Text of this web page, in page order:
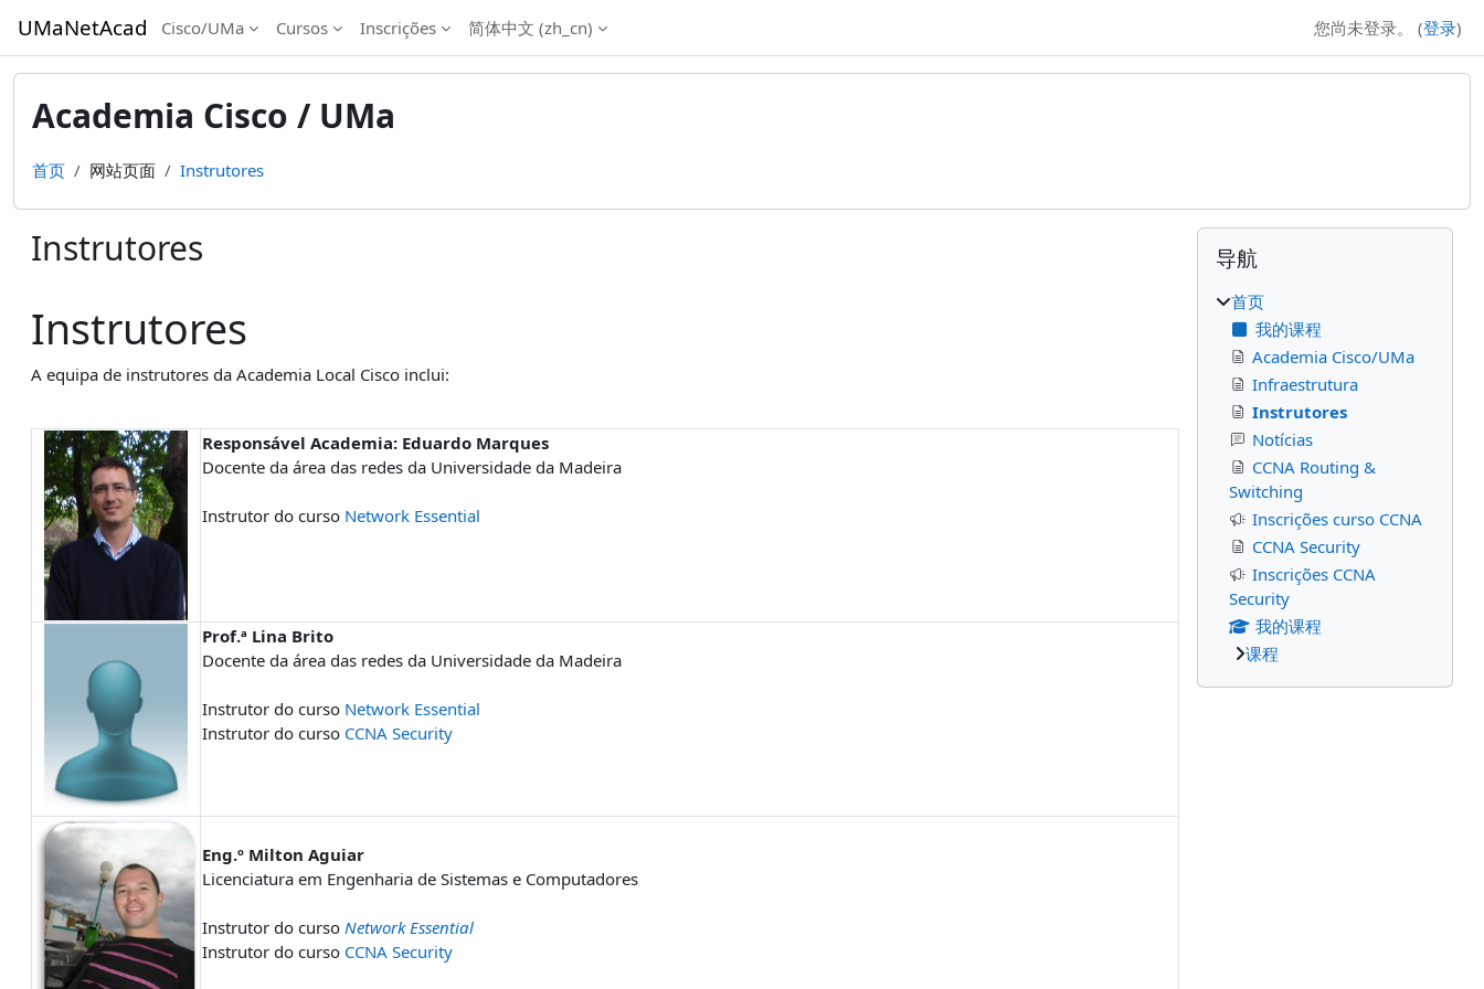
UMaNetAcad Cisco/UMa Cursos Inscrições 简体中文 ‎(zh_cn)‎ 您尚未登录。 (登录)
Academia Cisco / UMa
首页 网站页面 Instrutores
Instrutores
Instrutores
A equipa de instrutores da Academia Local Cisco inclui:
Responsável Academia: Eduardo Marques
Docente da área das redes da Universidade da Madeira
Instrutor do curso Network Essential
Prof.ª Lina Brito
Docente da área das redes da Universidade da Madeira
Instrutor do curso Network Essential
Instrutor do curso CCNA Security
Eng.º Milton Aguiar
Licenciatura em Engenharia de Sistemas e Computadores
Instrutor do curso Network Essential
Instrutor do curso CCNA Security
版块
补充内容块
跳过 导航
导航
首页
我的课程
Academia Cisco/UMa
Infraestrutura
Instrutores
Notícias
CCNA Routing &
Switching
Inscrições curso CCNA
CCNA Security
Inscrições CCNA
Security
我的课程
课程